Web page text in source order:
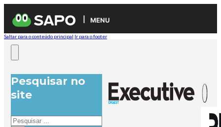
MENU
Saltar para o conteúdo principal Ir para o footer
Pesquisar no
site
Pesquisar